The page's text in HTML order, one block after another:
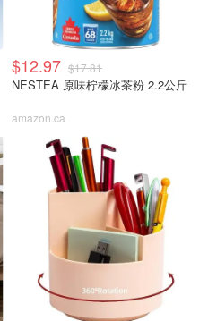
$12.97 $17.81
NESTEA 原味柠檬冰茶粉 2.2公斤
amazon.ca